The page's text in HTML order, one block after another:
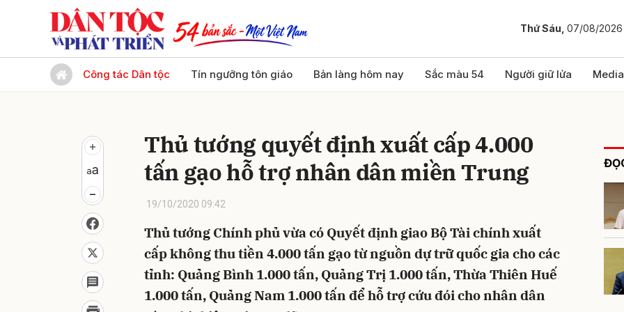
Thứ Sáu, 07/08/2026
Công tác Dân tộc Tín ngưỡng tôn giáo Bản làng hôm nay Sắc màu 54 Người giữ lửa Media
Thủ tướng quyết định xuất cấp 4.000
tấn gạo hỗ trợ nhân dân miền Trung
19/10/2020 09:42
Thủ tướng Chính phủ vừa có Quyết định giao Bộ Tài chính xuất
cấp không thu tiền 4.000 tấn gạo từ nguồn dự trữ quốc gia cho các
tỉnh: Quảng Bình 1.000 tấn, Quảng Trị 1.000 tấn, Thừa Thiên Huế
1.000 tấn, Quảng Nam 1.000 tấn để hỗ trợ cứu đói cho nhân dân
Gửi bình luận